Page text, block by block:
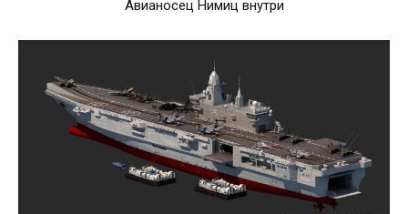
Авианосец Нимиц внутри